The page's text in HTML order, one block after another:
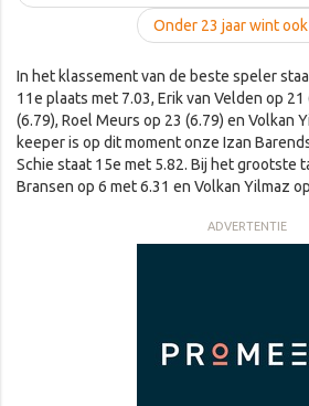
Onder 23 jaar wint
In het klassement van de beste speler
11e plaats met 7.03, Erik van Velden op
(6.79), Roel Meurs op 23 (6.79) en Volkan
keeper is op dit moment onze Izan
Schie staat 15e met 5.82. Bij het grootste
Bransen op 6 met 6.31 en Volkan Yilmaz
ADVERTENTIE